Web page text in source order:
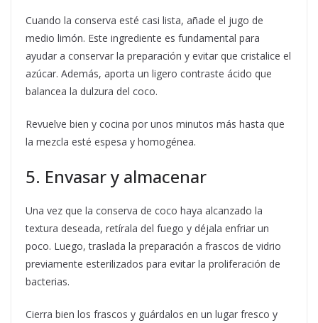
Cuando la conserva esté casi lista, añade el jugo de
medio limón. Este ingrediente es fundamental para
ayudar a conservar la preparación y evitar que cristalice el
azúcar. Además, aporta un ligero contraste ácido que
balancea la dulzura del coco.
Revuelve bien y cocina por unos minutos más hasta que
la mezcla esté espesa y homogénea.
5. Envasar y almacenar
Una vez que la conserva de coco haya alcanzado la
textura deseada, retírala del fuego y déjala enfriar un
poco. Luego, traslada la preparación a frascos de vidrio
previamente esterilizados para evitar la proliferación de
bacterias.
Cierra bien los frascos y guárdalos en un lugar fresco y